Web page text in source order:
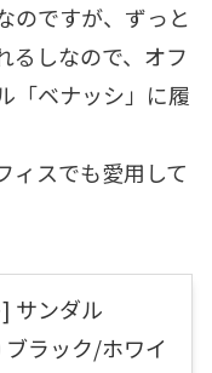
のですが、ずっと
るしなので、オフ
「ベナッシ」に履
ィスでも愛用して
サンダル
ブラック/ホワイ